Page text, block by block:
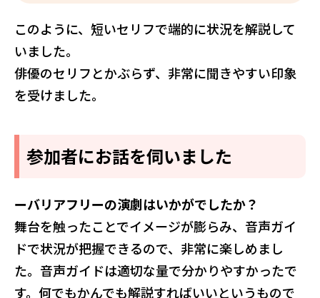
このように、短いセリフで端的に状況を解説して
いました。
俳優のセリフとかぶらず、非常に聞きやすい印象
を受けました。
参加者にお話を伺いました
ーバリアフリーの演劇はいかがでしたか？
舞台を触ったことでイメージが膨らみ、音声ガイ
ドで状況が把握できるので、非常に楽しめまし
た。音声ガイドは適切な量で分かりやすかったで
す。何でもかんでも解説すればいいというもので